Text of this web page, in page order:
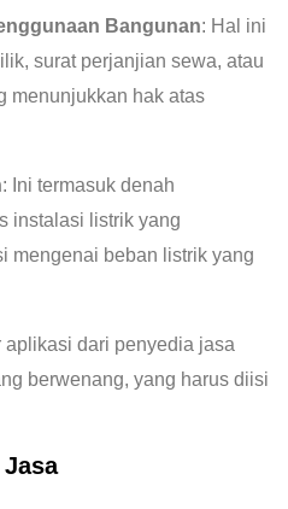
Bangunan: Hal ini
surat perjanjian sewa, atau
menunjukkan hak atas
: Ini termasuk denah
instalasi listrik yang
mengenai beban listrik yang
aplikasi dari penyedia jasa
berwenang, yang harus diisi